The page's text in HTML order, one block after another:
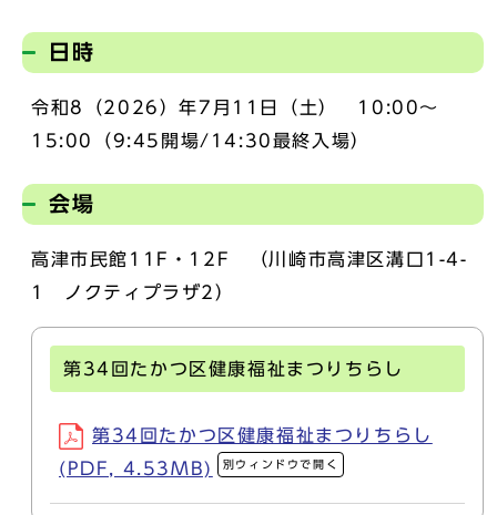
日時
令和8（2026）年7月11日（土） 10:00～
15:00（9:45開場/14:30最終入場）
会場
高津市民館11F・12F （川崎市高津区溝口1-4-
1 ノクティプラザ2）
第34回たかつ区健康福祉まつりちらし
第34回たかつ区健康福祉まつりちらし
(PDF, 4.53MB)
別ウィンドウで開く